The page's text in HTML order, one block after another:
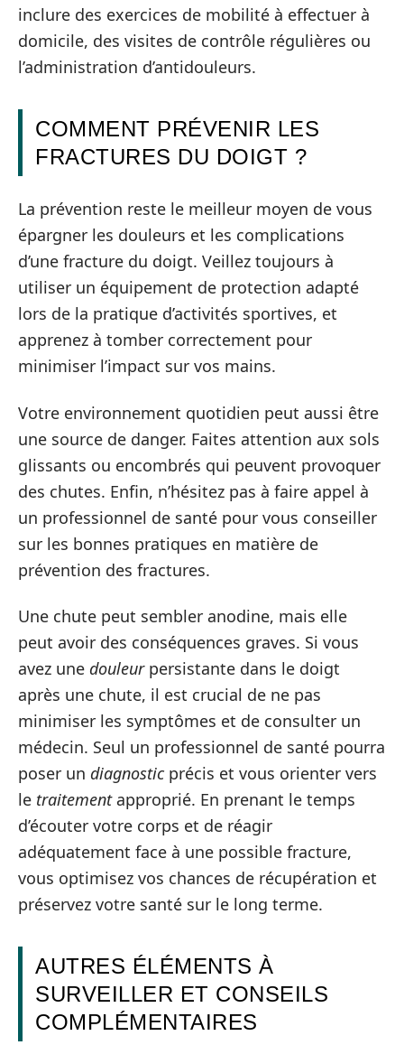
inclure des exercices de mobilité à effectuer à
domicile, des visites de contrôle régulières ou
l’administration d’antidouleurs.
COMMENT PRÉVENIR LES
FRACTURES DU DOIGT ?
La prévention reste le meilleur moyen de vous
épargner les douleurs et les complications
d’une fracture du doigt. Veillez toujours à
utiliser un équipement de protection adapté
lors de la pratique d’activités sportives, et
apprenez à tomber correctement pour
minimiser l’impact sur vos mains.
Votre environnement quotidien peut aussi être
une source de danger. Faites attention aux sols
glissants ou encombrés qui peuvent provoquer
des chutes. Enfin, n’hésitez pas à faire appel à
un professionnel de santé pour vous conseiller
sur les bonnes pratiques en matière de
prévention des fractures.
Une chute peut sembler anodine, mais elle
peut avoir des conséquences graves. Si vous
avez une douleurpersistante dans le doigt
après une chute, il est crucial de ne pas
minimiser les symptômes et de consulter un
médecin. Seul un professionnel de santé pourra
poser un diagnosticprécis et vous orienter vers
le traitementapproprié. En prenant le temps
d’écouter votre corps et de réagir
adéquatement face à une possible fracture,
vous optimisez vos chances de récupération et
préservez votre santé sur le long terme.
AUTRES ÉLÉMENTS À
SURVEILLER ET CONSEILS
COMPLÉMENTAIRES